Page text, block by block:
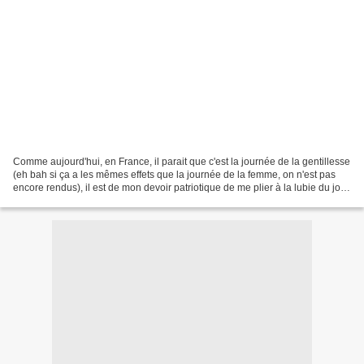
Comme aujourd'hui, en France, il parait que c'est la journée de la gentillesse
(eh bah si ça a les mêmes effets que la journée de la femme, on n'est pas
encore rendus), il est de mon devoir patriotique de me plier à la lubie du jour